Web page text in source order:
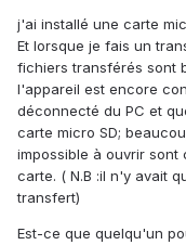
j'ai installé une carte
Et lorsque je fais un
fichiers transférés sont
l'appareil est encore
déconnecté du PC et
carte micro SD;
impossible à ouvrir sont
carte. ( N.B :il n'y avait
transfert)
Est-ce que quelqu'un